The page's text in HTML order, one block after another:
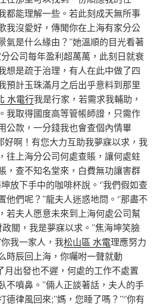
都能理解一些。若此刻成天無所事
我沒愛好，傳聞你在上海有家分公
氣是什么緣由？’’她溫順的目光看著
分公司每年盈利超萬萬，此刻日就衰
想是疏于治理，有人在此中做了四
預計玉珠滿月之后出乎意料到那里
水電行我是行家，若需求我輔助，
我取得國度高等管帳師證，只需作
公款，一分錢我也會查個內情畢
那好啊！有您大力互助我夢寐以求，我
往上海分公司何處查賬，讓何處蛀
，查不知名堂來，白費無功讓害群
放下手中的咖啡杯說。‘’我們假如查
們呢？’’龍夫人迷惑地問。‘’那盡不
若夫人愿意未來到上海何處公司幫
政關，我是夢寐以求。’’焦海坤笑臉
你我一家人，我松山區 水電理應努力
時辰回上海，你囑咐一聲就動
月出發也不遲，何處的工作不處置
不噴鼻。’’倆人正談著話，夫人的手
律風回來;’’媽，您睡了嗎？’’‘’你有